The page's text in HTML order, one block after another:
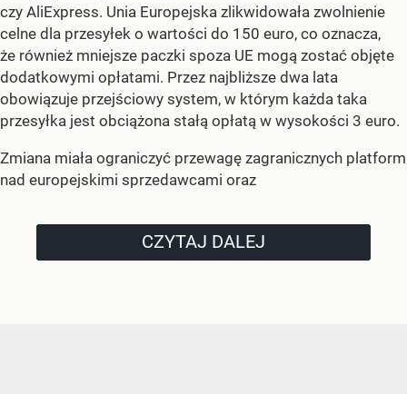
czy AliExpress. Unia Europejska zlikwidowała zwolnienie
celne dla przesyłek o wartości do 150 euro, co oznacza,
że również mniejsze paczki spoza UE mogą zostać objęte
dodatkowymi opłatami. Przez najbliższe dwa lata
obowiązuje przejściowy system, w którym każda taka
przesyłka jest obciążona stałą opłatą w wysokości 3 euro.
Zmiana miała ograniczyć przewagę zagranicznych platform
nad europejskimi sprzedawcami oraz
CZYTAJ DALEJ